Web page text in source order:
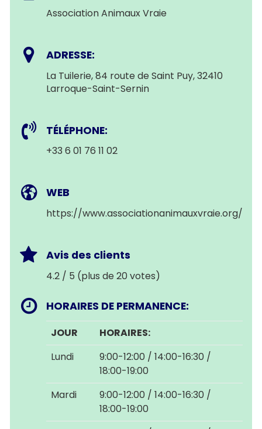
Association Animaux Vraie
ADRESSE:
La Tuilerie, 84 route de Saint Puy, 32410
Larroque-Saint-Sernin
TÉLÉPHONE:
+33 6 01 76 11 02
WEB
https://www.associationanimauxvraie.org/
Avis des clients
4.2 / 5 (plus de 20 votes)
HORAIRES DE PERMANENCE:
JOUR
HORAIRES:
Lundi
9:00-12:00 / 14:00-16:30 /
18:00-19:00
Mardi
9:00-12:00 / 14:00-16:30 /
18:00-19:00